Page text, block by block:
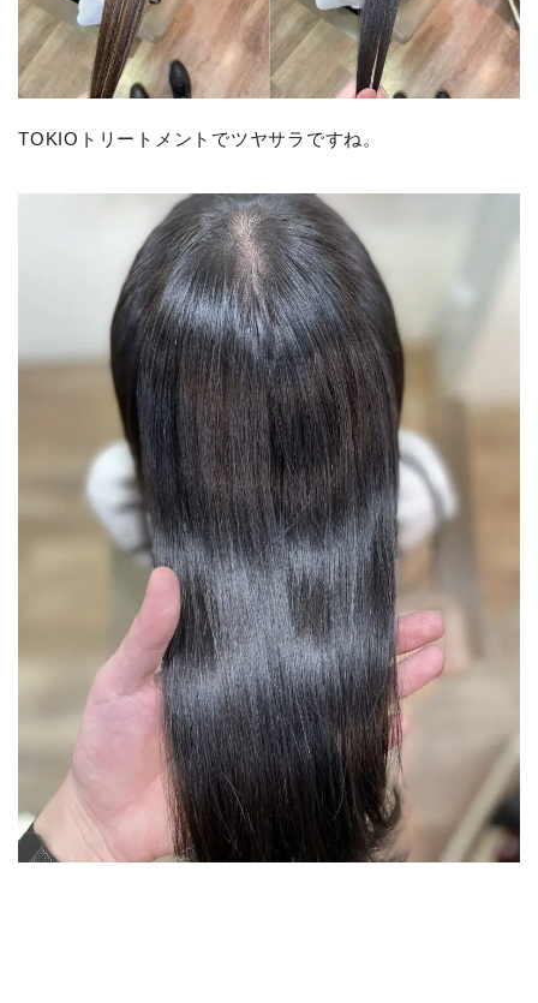
TOKIOトリートメントでツヤサラですね。